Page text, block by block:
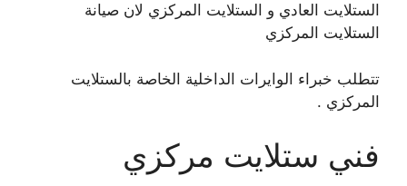
الستلايت العادي و الستلايت المركزي لان صيانة
الستلايت المركزي
تتطلب خبراء الوايرات الداخلية الخاصة بالستلايت
المركزي .
فني ستلايت مركزي